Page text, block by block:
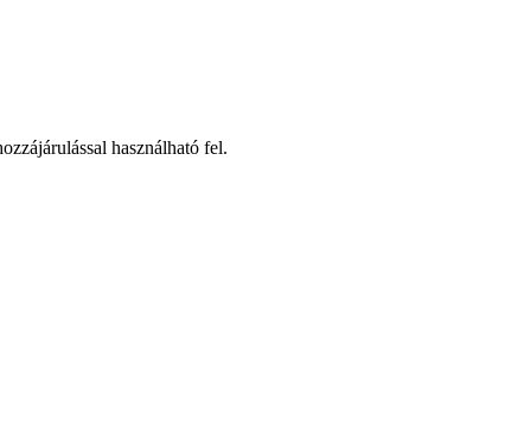
használható fel.